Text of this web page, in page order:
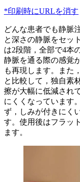
*印刷時にURLを消す
どんな患者でも静脈
と深さの静脈をセッ
は2段階，全部で4本
静脈を通る際の感覚
も再現します。また
と比較して，独自素
擦が大幅に低減され
にくくなっています
ず，しみが付きにく
す。使用後はフラッ
ます。